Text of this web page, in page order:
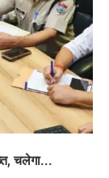
चलेगा...